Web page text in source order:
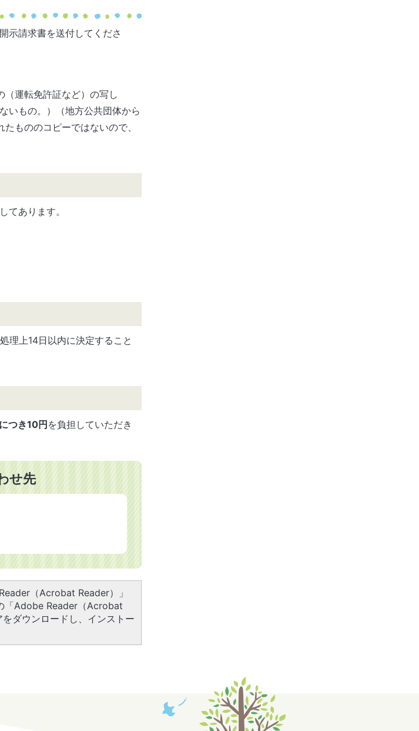
示請求書を送付してくださ
（運転免許証など）の写し
いもの。）（地方公共団体から
もののコピーではないので、
てあります。
理上14日以内に決定すること
つき10円を負担していただき
せ先
（Acrobat Reader）」
「Adobe Reader（Acrobat
ダウンロードし、インストー